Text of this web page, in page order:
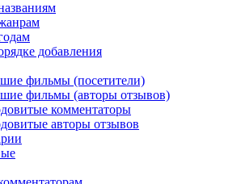
добавления
фильмы (посетители)
фильмы (авторы отзывов)
комментаторы
авторы отзывов